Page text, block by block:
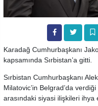
Karadağ Cumhurbaşkanı
kapsamında Sırbistan’a gitti.
Sırbistan Cumhurbaşkanı
Milatovic’in Belgrad’da
arasındaki siyasi ilişkileri ihya